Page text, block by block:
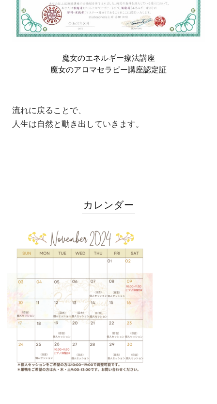
魔女のエネルギー療法講座
魔女のアロマセラピー講座認定証
流れに戻ることで、
人生は自然と動き出していきます。
カレンダー